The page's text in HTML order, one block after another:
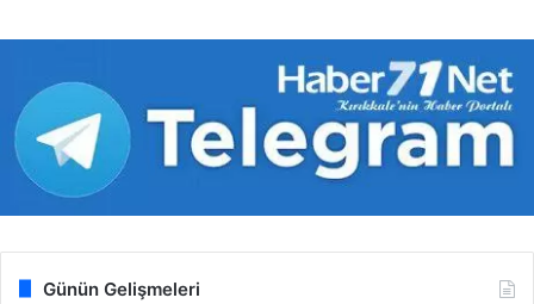
Günün Gelişmeleri